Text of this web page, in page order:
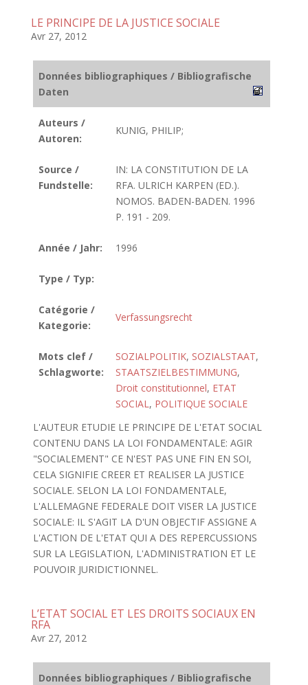
LE PRINCIPE DE LA JUSTICE SOCIALE
Avr 27, 2012
Données bibliographiques / Bibliografische
Daten
Auteurs /
Autoren:
KUNIG, PHILIP;
Source /
Fundstelle:
IN: LA CONSTITUTION DE LA
RFA. ULRICH KARPEN (ED.).
NOMOS. BADEN-BADEN. 1996
P. 191 - 209.
Année / Jahr: 1996
Type / Typ:
Catégorie /
Kategorie:
Verfassungsrecht
Mots clef /
Schlagworte:
SOZIALPOLITIK, SOZIALSTAAT,
STAATSZIELBESTIMMUNG,
Droit constitutionnel, ETAT
SOCIAL, POLITIQUE SOCIALE
L'AUTEUR ETUDIE LE PRINCIPE DE L'ETAT SOCIAL
CONTENU DANS LA LOI FONDAMENTALE: AGIR
"SOCIALEMENT" CE N'EST PAS UNE FIN EN SOI,
CELA SIGNIFIE CREER ET REALISER LA JUSTICE
SOCIALE. SELON LA LOI FONDAMENTALE,
L'ALLEMAGNE FEDERALE DOIT VISER LA JUSTICE
SOCIALE: IL S'AGIT LA D'UN OBJECTIF ASSIGNE A
L'ACTION DE L'ETAT QUI A DES REPERCUSSIONS
SUR LA LEGISLATION, L'ADMINISTRATION ET LE
POUVOIR JURIDICTIONNEL.
L’ETAT SOCIAL ET LES DROITS SOCIAUX EN
RFA
Avr 27, 2012
Données bibliographiques / Bibliografische